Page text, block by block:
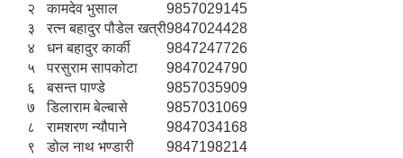
२
कामदेव भुसाल
9857029145
३
रत्‍न बहादुर पौडेल खत्री9847024428
४
धन बहादुर कार्की
9847247726
५
परसुराम सापकोटा
9847024790
६
बसन्त पाण्डे
9857035909
७
डिलाराम बेल्बासे
9857031069
८
रामशरण न्यौपाने
9847034168
९
डोल नाथ भण्डारी
9847198214